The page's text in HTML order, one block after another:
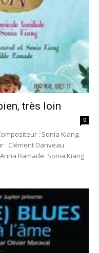
très loin
0
: Sonia Kiang.
: Clément Danveau.
Ramade, Sonia Kiang